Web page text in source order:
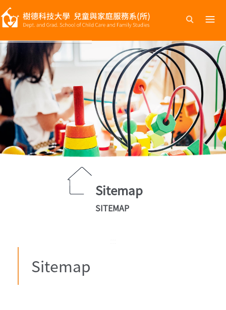
到
主
要
內
容
Sitemap
SITEMAP
Sitemap